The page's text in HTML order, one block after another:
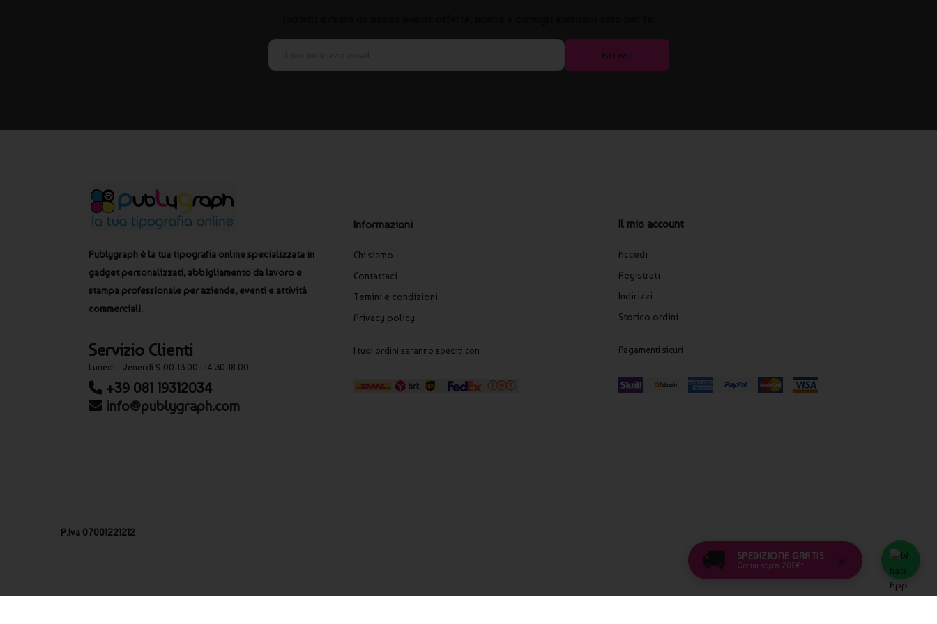
🚚 SPEDIZIONE GRATIS
Ordini sopra 200€* ×
Iscriviti
Publygraph è la tua tipografia online specializzata in
gadget personalizzati, abbigliamento da lavoro e
stampa professionale per aziende, eventi e attività
commerciali.
Servizio Clienti
Lunedì - Venerdì 9.00-13.00 | 14.30-18.00
+39 081 19312034
info@publygraph.com
Informazioni
Chi siamo
Contattaci
Temini e condizioni
Privacy policy
I tuoi ordini saranno spediti con
Il mio account
Accedi
Registrati
Indirizzi
Storico ordini
Pagamenti sicuri
P.Iva 07001221212